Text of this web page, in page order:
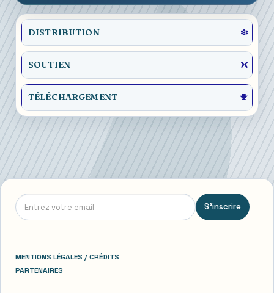
DISTRIBUTION
SOUTIEN
TÉLÉCHARGEMENT
S'inscrire
MENTIONS LÉGALES / CRÉDITS
PARTENAIRES